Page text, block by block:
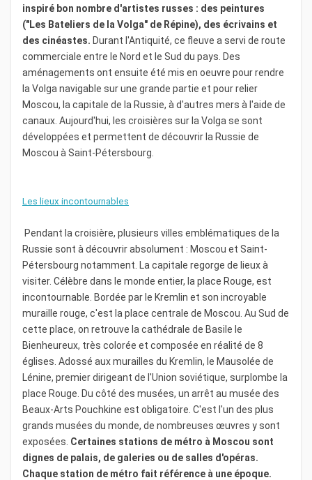
Unecroisièresur les bords de laVolgavous mènera
sur les rives du plus long fleuve d'Europe à bord des
navires des compagnies CroisiEuropeou Rivages du
Monde.
inspiré bon nombre d'artistes russes : des peintures
("Les Bateliers de la Volga" de Répine), des écrivains et
des cinéastes. Durant l'Antiquité, ce fleuve a servi de route
commerciale entre le Nord et le Sud du pays. Des
aménagements ont ensuite été mis en oeuvre pour rendre
la Volga navigable sur une grande partie et pour relier
Moscou, la capitale de la Russie, à d'autres mers à l'aide de
canaux. Aujourd'hui, les croisières sur la Volga se sont
développées et permettent de découvrir la Russie de
Moscou à Saint-Pétersbourg.
Les lieux incontournables
Pendant la croisière, plusieurs villes emblématiques de la
Russie sont à découvrir absolument : Moscou et Saint-
Pétersbourg notamment. La capitale regorge de lieux à
visiter. Célèbre dans le monde entier, la place Rouge, est
incontournable. Bordée par le Kremlin et son incroyable
muraille rouge, c'est la place centrale de Moscou. Au Sud de
cette place, on retrouve la cathédrale de Basile le
Bienheureux, très colorée et composée en réalité de 8
églises. Adossé aux murailles du Kremlin, le Mausolée de
Lénine, premier dirigeant de l'Union soviétique, surplombe la
place Rouge. Du côté des musées, un arrêt au musée des
Beaux-Arts Pouchkine est obligatoire. C'est l'un des plus
grands musées du monde, de nombreuses œuvres y sont
exposées. Certaines stations de métro à Moscou sont
dignes de palais, de galeries ou de salles d'opéras.
Chaque station de métro fait référence à une époque.